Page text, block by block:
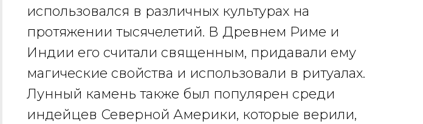
использовался в различных культурах на
протяжении тысячелетий. В Древнем Риме и
Индии его считали священным, придавали ему
магические свойства и использовали в ритуалах.
Лунный камень также был популярен среди
индейцев Северной Америки, которые верили,